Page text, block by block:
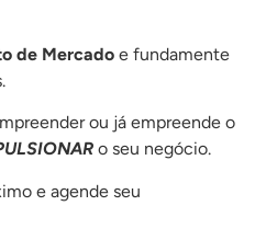
de Mercado e fundamente
ou já empreende o
o seu negócio.
e agende seu